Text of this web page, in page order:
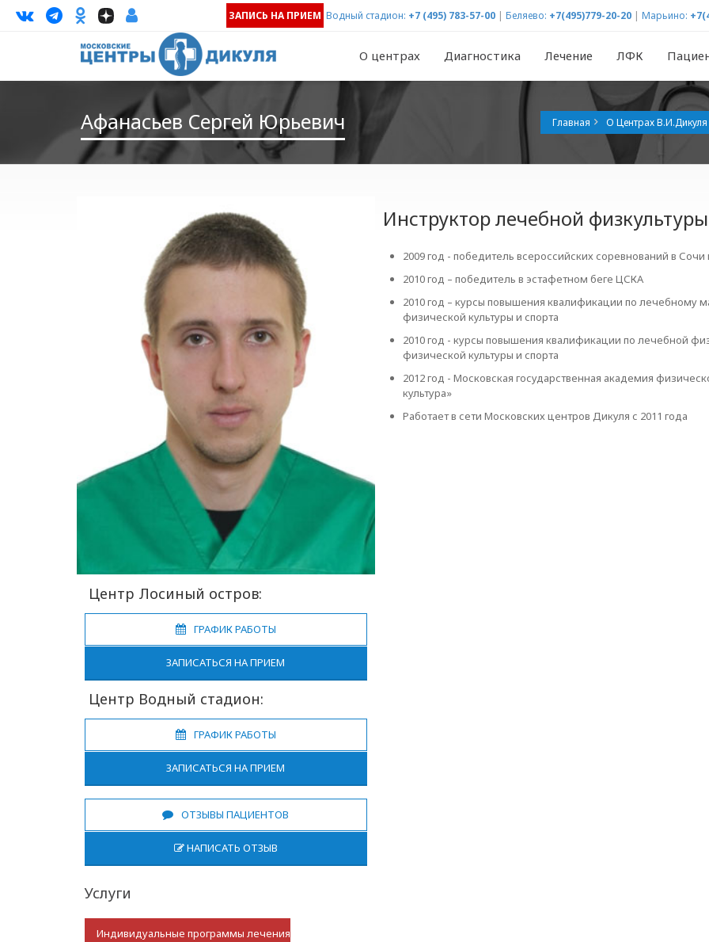
ЗАПИСЬ НА ПРИЕМ Водный стадион: +7 (495) 783-57-00 | Беляево: +7(495)779-20-20 | Марьино:
О центрах Диагностика Лечение ЛФК
Афанасьев Сергей Юрьевич Главная О Центрах В.И.Дикуля
Центр Лосиный остров:
ГРАФИК РАБОТЫ
ЗАПИСАТЬСЯ НА ПРИЕМ
Центр Водный стадион:
ГРАФИК РАБОТЫ
ЗАПИСАТЬСЯ НА ПРИЕМ
ОТЗЫВЫ ПАЦИЕНТОВ
НАПИСАТЬ ОТЗЫВ
Услуги
Индивидуальные программы лечения
Инструктор лечебной физкультуры
2009 год - победитель всероссийских соревнований в Сочи
2010 год – победитель в эстафетном беге ЦСКА
2010 год – курсы повышения квалификации по лечебному
физической культуры и спорта
2010 год - курсы повышения квалификации по лечебной
физической культуры и спорта
2012 год - Московская государственная академия
культура»
Работает в сети Московских центров Дикуля с 2011 года